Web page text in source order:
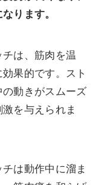
ります。
チは、筋肉を温
果的です。スト
動きがスムーズ
を与えられま
は動作中に溜ま